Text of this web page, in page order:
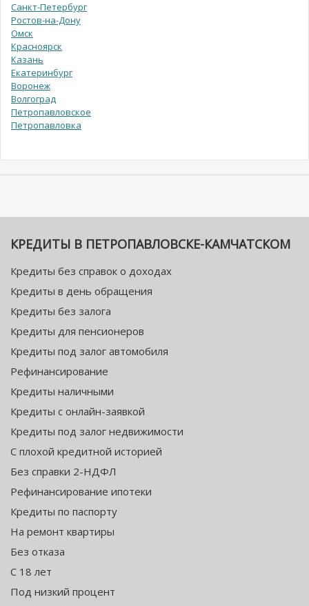
Санкт-Петербург
Ростов-на-Дону
Омск
Красноярск
Казань
Екатеринбург
Воронеж
Волгоград
Петропавловское
Петропавловка
КРЕДИТЫ В ПЕТРОПАВЛОВСКЕ-КАМЧАТСКОМ
Кредиты без справок о доходах
Кредиты в день обращения
Кредиты без залога
Кредиты для пенсионеров
Кредиты под залог автомобиля
Рефинансирование
Кредиты наличными
Кредиты с онлайн-заявкой
Кредиты под залог недвижимости
С плохой кредитной историей
Без справки 2-НДФЛ
Рефинансирование ипотеки
Кредиты по паспорту
На ремонт квартиры
Без отказа
С 18 лет
Под низкий процент